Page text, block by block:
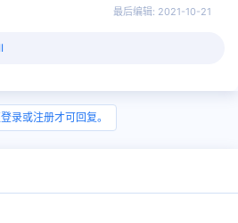
最后编辑: 2021-10-21
录或注册才可回复。